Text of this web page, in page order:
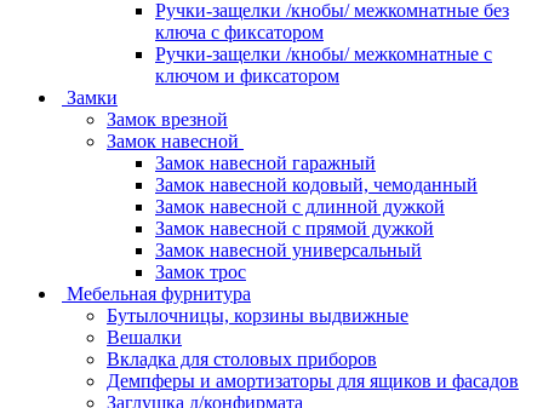
Ручки-защелки /кнобы/ межкомнатные без
ключа с фиксатором
Ручки-защелки /кнобы/ межкомнатные с
ключом и фиксатором
Замки
Замок врезной
Замок навесной
Замок навесной гаражный
Замок навесной кодовый, чемоданный
Замок навесной с длинной дужкой
Замок навесной с прямой дужкой
Замок навесной универсальный
Замок трос
Мебельная фурнитура
Бутылочницы, корзины выдвижные
Вешалки
Вкладка для столовых приборов
Демпферы и амортизаторы для ящиков и фасадов
Заглушка д/конфирмата